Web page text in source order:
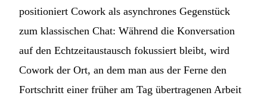
positioniert Cowork als asynchrones Gegenstück
zum klassischen Chat: Während die Konversation
auf den Echtzeitaustausch fokussiert bleibt, wird
Cowork der Ort, an dem man aus der Ferne den
Fortschritt einer früher am Tag übertragenen Arbeit